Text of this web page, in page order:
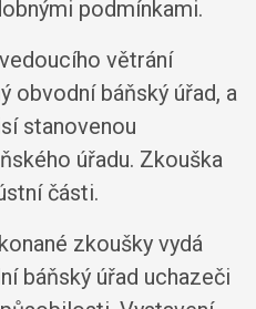
podmínkami.
větrání
obvodní báňský úřad, a
stanovenou
úřadu. Zkouška
části.
zkoušky vydá
báňský úřad uchazeči